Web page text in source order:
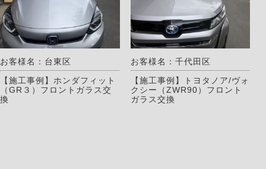
お客様名：台東区
【施工事例】ホンダフィット
（GR３）フロントガラス交
換
お客様名：千代田区
【施工事例】トヨタノア/ヴォ
クシー（ZWR90）フロント
ガラス交換